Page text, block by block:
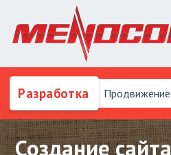
Разработка Продвижение
Создание